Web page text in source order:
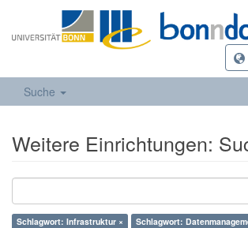
Suche
Weitere Einrichtungen:
Schlagwort: Infrastruktur ×
Schlagwort: